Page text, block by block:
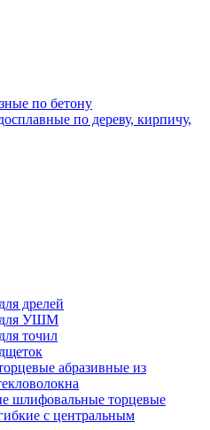
по бетону
по дереву, кирпичу,
дрелей
для УШМ
точил
абразивные из
шлифовальные торцевые
с центральным